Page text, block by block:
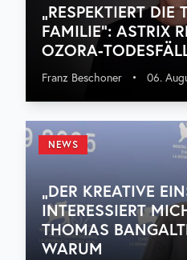
„RESPEKTIERT DIE
FAMILIE“: ASTRIX
OZORA-
Franz Beschoner • 06.
NEWS
„DER KREATIVE
INTERESSIERT
THOMAS
WARUM